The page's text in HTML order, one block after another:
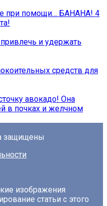
при помощи… БАНАНА! 4
и удержать
средств для
авокадо! Она
в почках и желчном
защищены
изображения
статьи с этого